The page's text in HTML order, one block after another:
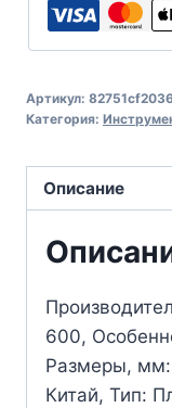
Артикул:
Категория:
Описание
600,
Размеры, мм:
Китай, Тип: